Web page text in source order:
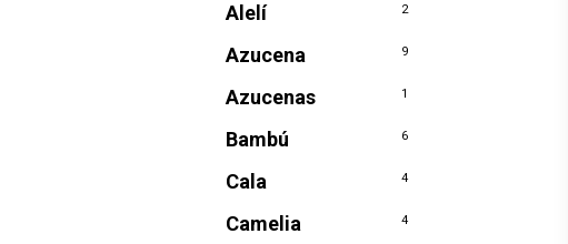
Alelí 2
Azucena 9
Azucenas 1
Bambú 6
Cala 4
Camelia 4